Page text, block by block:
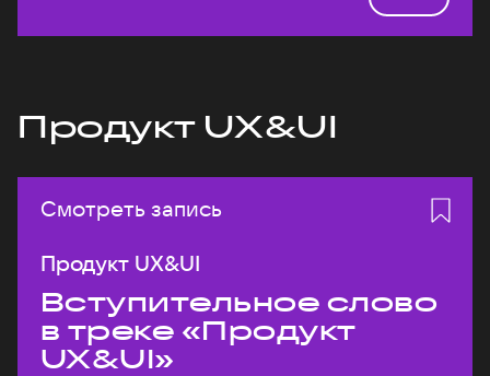
Продукт UX&UI
Смотреть запись
Продукт UX&UI
Вступительное слово
в треке «Продукт
UX&UI»